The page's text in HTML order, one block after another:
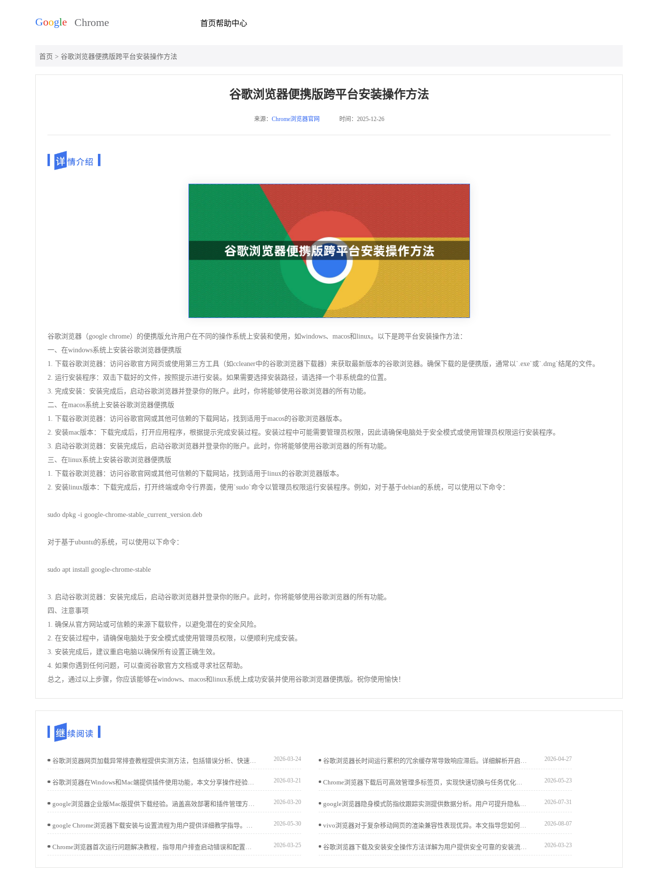
首页帮助中心
首页 > 谷歌浏览器便携版跨平台安装操作方法
谷歌浏览器便携版跨平台安装操作方法
来源： Chrome浏览器官网 时间：2025-12-26
谷歌浏览器（google chrome）的便携版允许用户在不同的操作系统上安装和使用，如windows、macos和linux。以下是跨平台安装操作方法：
一、在windows系统上安装谷歌浏览器便携版
1. 下载谷歌浏览器：访问谷歌官方网页或使用第三方工具（如ccleaner中的谷歌浏览器下载器）来获取最新版本的谷歌浏览器。确保下载的是便携版，通常以`.exe`或`.dmg`结尾的文件。
2. 运行安装程序：双击下载好的文件，按照提示进行安装。如果需要选择安装路径，请选择一个非系统盘的位置。
3. 完成安装：安装完成后，启动谷歌浏览器并登录你的账户。此时，你将能够使用谷歌浏览器的所有功能。
二、在macos系统上安装谷歌浏览器便携版
1. 下载谷歌浏览器：访问谷歌官网或其他可信赖的下载网站，找到适用于macos的谷歌浏览器版本。
2. 安装mac版本：下载完成后，打开应用程序，根据提示完成安装过程。安装过程中可能需要管理员权限，因此请确保电脑处于安全模式或使用管理员权限运行安装程序。
3. 启动谷歌浏览器：安装完成后，启动谷歌浏览器并登录你的账户。此时，你将能够使用谷歌浏览器的所有功能。
三、在linux系统上安装谷歌浏览器便携版
1. 下载谷歌浏览器：访问谷歌官网或其他可信赖的下载网站，找到适用于linux的谷歌浏览器版本。
2. 安装linux版本：下载完成后，打开终端或命令行界面，使用`sudo`命令以管理员权限运行安装程序。例如，对于基于debian的系统，可以使用以下命令：
sudo dpkg -i google-chrome-stable_current_version.deb
对于基于ubuntu的系统，可以使用以下命令：
sudo apt install google-chrome-stable
3. 启动谷歌浏览器：安装完成后，启动谷歌浏览器并登录你的账户。此时，你将能够使用谷歌浏览器的所有功能。
四、注意事项
1. 确保从官方网站或可信赖的来源下载软件，以避免潜在的安全风险。
2. 在安装过程中，请确保电脑处于安全模式或使用管理员权限，以便顺利完成安装。
3. 安装完成后，建议重启电脑以确保所有设置正确生效。
4. 如果你遇到任何问题，可以查阅谷歌官方文档或寻求社区帮助。
总之，通过以上步骤，你应该能够在windows、macos和linux系统上成功安装并使用谷歌浏览器便携版。祝你使用愉快！
谷歌浏览器网页加载异常排查教程提供实测方法，包括错误分析、快速修复及操作技巧，帮助用户顺利解决网页加载问题。 2026-03-24 谷歌浏览器长时间运行累积的冗余缓存常导致响应滞后。详细解析开启自动清理策略后的性能变化，通过实战演示释放存储空间与提升软件冷启动速度的平衡点，为您推荐最科学的管理方案，确保浏览器在长期使用中依然保持响应灵敏，提升交互反馈质感。 2026-04-27
谷歌浏览器在Windows和Mac端提供插件使用功能，本文分享操作经验和技巧解析，帮助用户高效管理插件，提高跨设备操作便捷性。 2026-03-21 Chrome浏览器下载后可高效管理多标签页，实现快速切换与任务优化。教程提供操作步骤、管理技巧及方法，提高浏览效率。 2026-05-23
google浏览器企业版Mac版提供下载经验。涵盖高效部署和插件管理方案，提升企业办公效率并确保浏览器稳定安全。 2026-03-20 google浏览器隐身模式防指纹跟踪实测提供数据分析。用户可提升隐私保护效果，有效防止追踪，实现安全上网体验。 2026-07-31
google Chrome浏览器下载安装与设置流程为用户提供详细教学指导。操作直观易学，帮助快速完成设置，同时保证浏览器稳定性和功能完整，提升整体使用效率。 2026-05-30 vivo浏览器对于复杂移动网页的渲染兼容性表现优异。本文指导您如何智能匹配页面加载模式，修复版面适配故障，确保各类网页资源在不同场景下都能完美稳定展示，拒绝排版错乱。 2026-08-07
Chrome浏览器首次运行问题解决教程，指导用户排查启动错误和配置问题，确保浏览器能够顺利启动，同时提升整体性能和操作稳定性。 2026-03-25 谷歌浏览器下载及安装安全操作方法详解为用户提供安全可靠的安装流程。涵盖文件验证、权限设置及异常处理，确保浏览器顺利安装使用。 2026-03-23